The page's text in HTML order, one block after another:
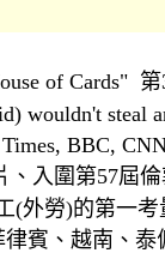
of Cards"
wouldn't steal
BBC,
、 入圍第57屆
(外勞)的第一考
賓、越南、泰